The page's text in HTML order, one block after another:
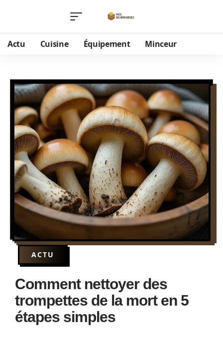
Actu Cuisine Équipement Minceur
ACTU
Comment nettoyer des
trompettes de la mort en 5
étapes simples